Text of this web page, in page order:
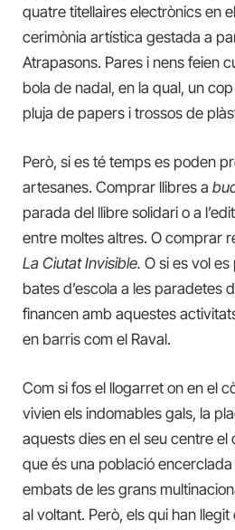
quatre titellaires electrònics en
cerimònia artística gestada a
Atrapasons. Pares i nens feien
bola de nadal, en la qual, un
pluja de papers i trossos de
Però, si es té temps es poden
artesanes. Comprar llibres a
parada del llibre solidari o a
entre moltes altres. O comprar
La Ciutat Invisible. O si es vol
bates d’escola a les paradetes
financen amb aquestes
en barris com el Raval.
Com si fos el llogarret on en el
vivien els indomables gals, la
aquests dies en el seu centre
que és una població
embats de les grans
al voltant. Però, els qui han llegit